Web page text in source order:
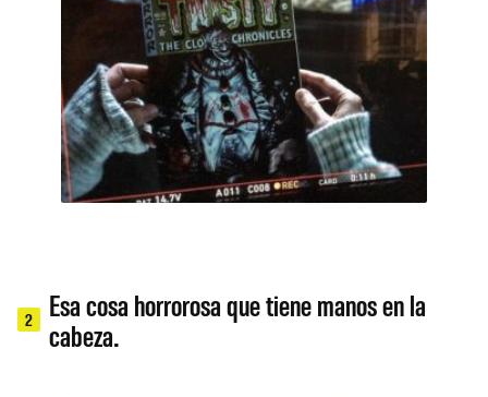
2
Esa cosa horrorosa que tiene manos en la
cabeza.